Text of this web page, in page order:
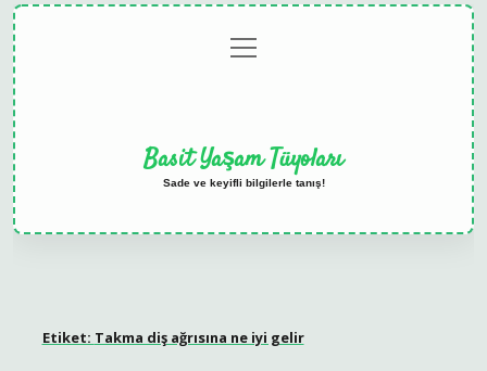
menüyü
aç
Basit Yaşam Tüyoları
Sade ve keyifli bilgilerle tanış!
Etiket: Takma diş ağrısına ne iyi gelir